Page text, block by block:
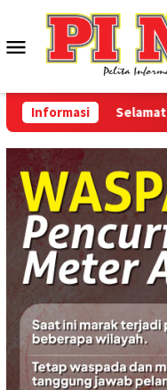
konten
Menu
Mobile
InformasiSelamat